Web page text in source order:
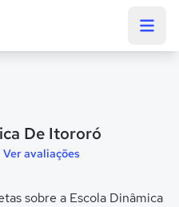
De Itororó
Ver avaliações
sobre a Escola Dinâmica